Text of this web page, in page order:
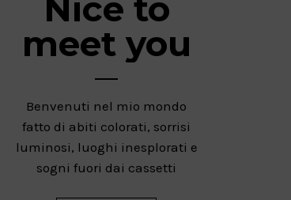
Nice to
meet you
Benvenuti nel mio mondo
fatto di abiti colorati, sorrisi
luminosi, luoghi inesplorati e
sogni fuori dai cassetti